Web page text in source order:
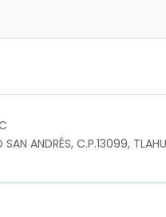
ANDRÉS, C.P.13099,